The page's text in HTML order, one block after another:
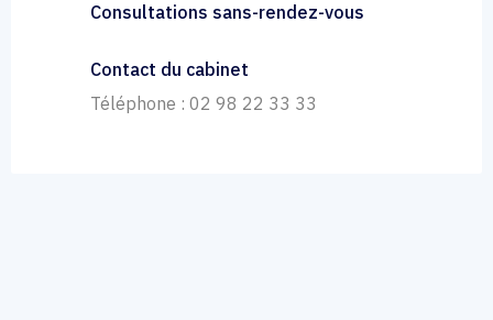
Consultations sans-rendez-vous
Contact du cabinet
Téléphone : 02 98 22 33 33